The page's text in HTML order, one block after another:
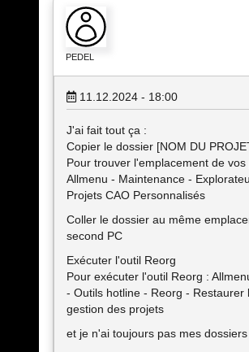
PEDEL
11.12.2024 - 18:00
J'ai fait tout ça :
Copier le dossier [NOM DU
Pour trouver l'emplacement de vos
Allmenu - Maintenance -
Projets CAO Personnalisés
Coller le dossier au même
second PC
Exécuter l'outil Reorg
Pour exécuter l'outil Reorg :
- Outils hotline - Reorg - Restaurer
gestion des projets
et je n'ai toujours pas mes dossiers